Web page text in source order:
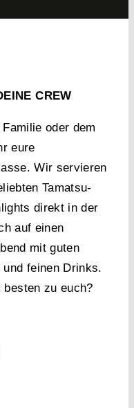
CREW
oder dem
eure
Wir servieren
Tamatsu-
direkt in der
auf einen
mit guten
feinen Drinks.
zu euch?